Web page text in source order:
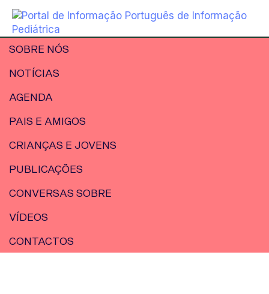
SOBRE NÓS
NOTÍCIAS
AGENDA
PAIS E AMIGOS
CRIANÇAS E JOVENS
PUBLICAÇÕES
CONVERSAS SOBRE
VÍDEOS
CONTACTOS